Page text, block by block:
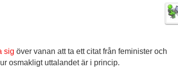
sig över vanan att ta ett citat från feminister och
osmakligt uttalandet är i princip.